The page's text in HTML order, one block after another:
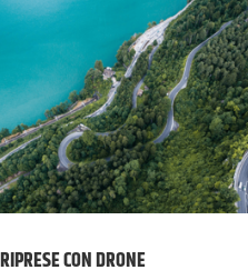
CON DRONE